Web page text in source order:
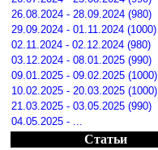
26.08.2024 - 28.09.2024 (980)
29.09.2024 - 01.11.2024 (1000)
02.11.2024 - 02.12.2024 (980)
03.12.2024 - 08.01.2025 (990)
09.01.2025 - 09.02.2025 (1000)
10.02.2025 - 20.03.2025 (1000)
21.03.2025 - 03.05.2025 (990)
04.05.2025 - ...
Статьи